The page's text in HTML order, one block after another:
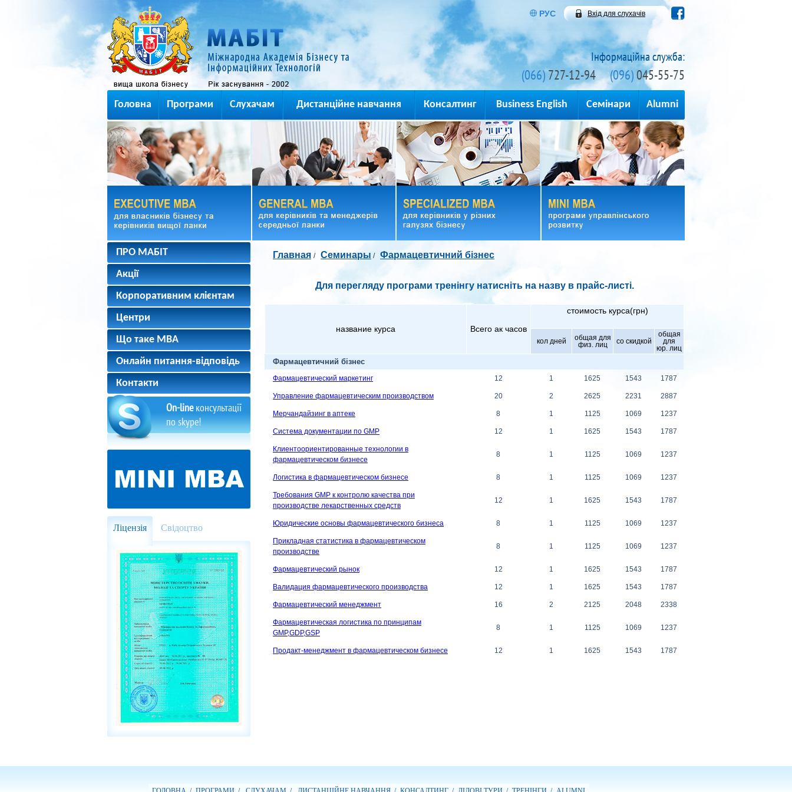
РУС Вхід для слухачів
Інформаційна служба:
(066)727-12-94 (096)045-55-75
Головна Програми Слухачам Дистанційне навчання Консалтинг Business English Семінари Alumni
ПРО МАБІТ
Акції
Корпоративним клієнтам
Центри
Що таке MBA
Онлайн питання-відповідь
Контакти
On-lineконсультації
по skype!
Ліцензія Свідоцтво
Главная / Семинары / Фармацевтичний бізнес
Для перегляду програми тренінгу натисніть на назву в прайс-листі.
название курса Всего ак часов
стоимость курса(грн)
кол дней
общая для
физ. лиц
со скидкой
общая
для
юр. лиц
Фармацевтичний бізнес
Фармацевтический маркетинг 12 1 1625 1543 1787
Управление фармацевтическим производством 20 2 2625 2231 2887
Мерчандайзинг в аптеке 8 1 1125 1069 1237
Система документации по GMP 12 1 1625 1543 1787
Клиентоориентированные технологии в
фармацевтическом бизнесе
8 1 1125 1069 1237
Логистика в фармацевтическом бизнесе 8 1 1125 1069 1237
Требования GMP к контролю качества при
производстве лекарственных средств
12 1 1625 1543 1787
Юридические основы фармацевтического бизнеса 8 1 1125 1069 1237
Прикладная статистика в фармацевтическом
производстве
8 1 1125 1069 1237
Фармацевтический рынок 12 1 1625 1543 1787
Валидация фармацевтического производства 12 1 1625 1543 1787
Фармацевтический менеджмент 16 2 2125 2048 2338
Фармацевтическая логистика по принципам
GMP,GDP,GSP
8 1 1125 1069 1237
Продакт-менеджмент в фармацевтическом бизнесе 12 1 1625 1543 1787